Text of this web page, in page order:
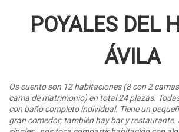
POYALES DEL
ÁVILA
Os cuento son 12 habitaciones (8 con 2
cama de matrimonio) en total 24 plazas.
con baño completo individual. Tiene un
gran comedor; también hay bar y restaurante.